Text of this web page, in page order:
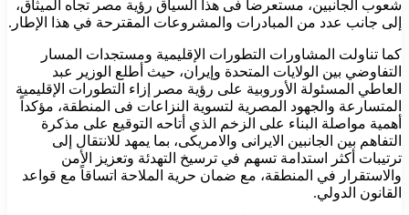
شعوب الجانبين، مستعرضاً فى هذا السياق رؤية مصر تجاه الميثاق،
إلى جانب عدد من المبادرات والمشروعات المقترحة في هذا الإطار.
كما تناولت المشاورات التطورات الإقليمية ومستجدات المسار
التفاوضي بين الولايات المتحدة وإيران، حيث أطلع الوزير عبد
العاطي المسئولة الأوروبية على رؤية مصر إزاء التطورات الإقليمية
المتسارعة والجهود المصرية لتسوية النزاعات فى المنطقة، مؤكداً
أهمية مواصلة البناء على الزخم الذي أتاحه التوقيع على مذكرة
التفاهم بين الجانبين الايرانى والامريكى، بما يمهد للانتقال إلى
ترتيبات أكثر استدامة تسهم في ترسيخ التهدئة وتعزيز الأمن
والاستقرار في المنطقة، مع ضمان حرية الملاحة اتساقاً مع قواعد
القانون الدولي.